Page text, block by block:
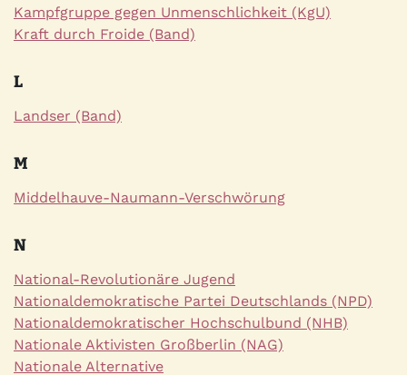
Kampfgruppe gegen Unmenschlichkeit (KgU)
Kraft durch Froide (Band)
L
Landser (Band)
M
Middelhauve-Naumann-Verschwörung
N
National-Revolutionäre Jugend
Nationaldemokratische Partei Deutschlands (NPD)
Nationaldemokratischer Hochschulbund (NHB)
Nationale Aktivisten Großberlin (NAG)
Nationale Alternative